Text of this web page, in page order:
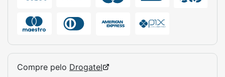
Compre pelo Drogatel